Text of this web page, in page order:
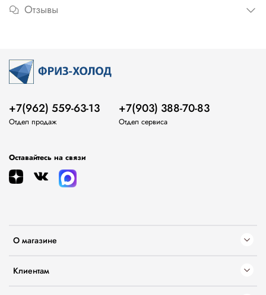
Отзывы
О магазине
Клиентам
+7(962) 559-63-13
Отдел продаж
+7(903) 388-70-83
Отдел сервиса
Оставайтесь на связи